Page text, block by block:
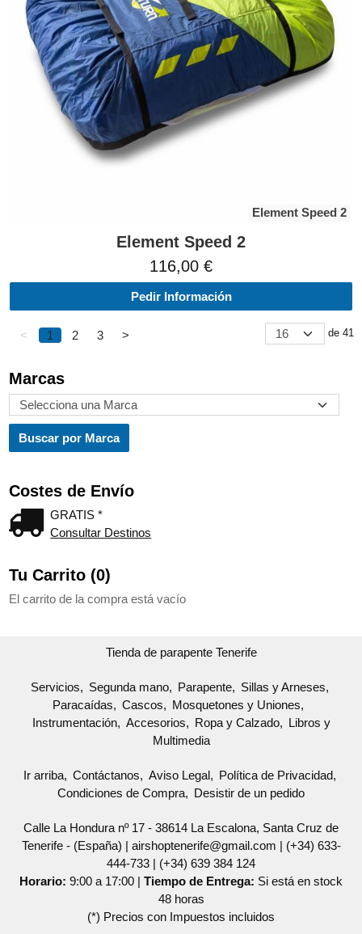
Marcas
Costes de Envío
GRATIS *
Consultar Destinos
Tu Carrito (0)
El carrito de la compra está vacío
Element Speed 2
Element Speed 2
116,00 €
Pedir Información
< 1 2 3 > de 41
Tienda de parapente Tenerife
Servicios Segunda mano Parapente
Sillas y Arneses
Paracaídas
Cascos
Mosquetones y Uniones
Instrumentación
Accesorios Ropa y Calzado
Libros y
Multimedia
Ir arriba Contáctanos Aviso Legal
Política de Privacidad
Condiciones de Compra
Desistir de un pedido
Calle La Hondura nº 17 - 38614 La Escalona, Santa Cruz de
Tenerife - (España) | airshoptenerife@gmail.com | (+34) 633-
444-733 | (+34) 639 384 124
Horario: 9:00 a 17:00 | Tiempo de Entrega: Si está en stock
48 horas
(*) Precios con Impuestos incluidos